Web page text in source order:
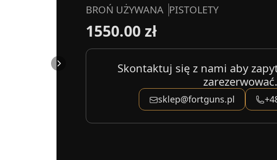
BROŃ UŻYWANA PISTOLETY
1550.00 zł
Skontaktuj się z nami aby
zarezerwować.
sklep@fortguns.pl